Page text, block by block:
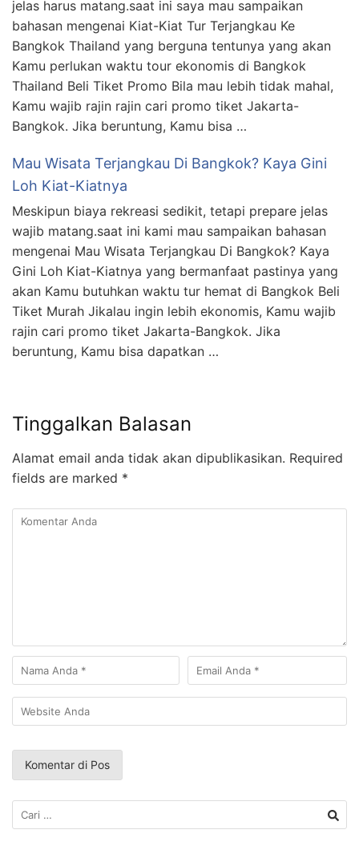
jelas harus matang.saat ini saya mau sampaikan
bahasan mengenai Kiat-Kiat Tur Terjangkau Ke
Bangkok Thailand yang berguna tentunya yang akan
Kamu perlukan waktu tour ekonomis di Bangkok
Thailand Beli Tiket Promo Bila mau lebih tidak mahal,
Kamu wajib rajin rajin cari promo tiket Jakarta-
Bangkok. Jika beruntung, Kamu bisa …
Mau Wisata Terjangkau Di Bangkok? Kaya Gini
Loh Kiat-Kiatnya
Meskipun biaya rekreasi sedikit, tetapi prepare jelas
wajib matang.saat ini kami mau sampaikan bahasan
mengenai Mau Wisata Terjangkau Di Bangkok? Kaya
Gini Loh Kiat-Kiatnya yang bermanfaat pastinya yang
akan Kamu butuhkan waktu tur hemat di Bangkok Beli
Tiket Murah Jikalau ingin lebih ekonomis, Kamu wajib
rajin cari promo tiket Jakarta-Bangkok. Jika
beruntung, Kamu bisa dapatkan …
Tinggalkan Balasan
Alamat email anda tidak akan dipublikasikan. Required
fields are marked *
Cari
untuk: